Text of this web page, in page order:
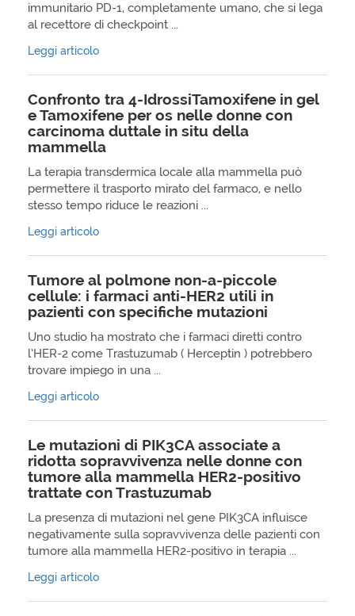
immunitario PD-1, completamente umano, che si lega
al recettore di checkpoint ...
Leggi articolo
Confronto tra 4-IdrossiTamoxifene in gel
e Tamoxifene per os nelle donne con
carcinoma duttale in situ della
mammella
La terapia transdermica locale alla mammella può
permettere il trasporto mirato del farmaco, e nello
stesso tempo riduce le reazioni ...
Leggi articolo
Tumore al polmone non-a-piccole
cellule: i farmaci anti-HER2 utili in
pazienti con specifiche mutazioni
Uno studio ha mostrato che i farmaci diretti contro
l’HER-2 come Trastuzumab ( Herceptin ) potrebbero
trovare impiego in una ...
Leggi articolo
Le mutazioni di PIK3CA associate a
ridotta sopravvivenza nelle donne con
tumore alla mammella HER2-positivo
trattate con Trastuzumab
La presenza di mutazioni nel gene PIK3CA influisce
negativamente sulla sopravvivenza delle pazienti con
tumore alla mammella HER2-positivo in terapia ...
Leggi articolo